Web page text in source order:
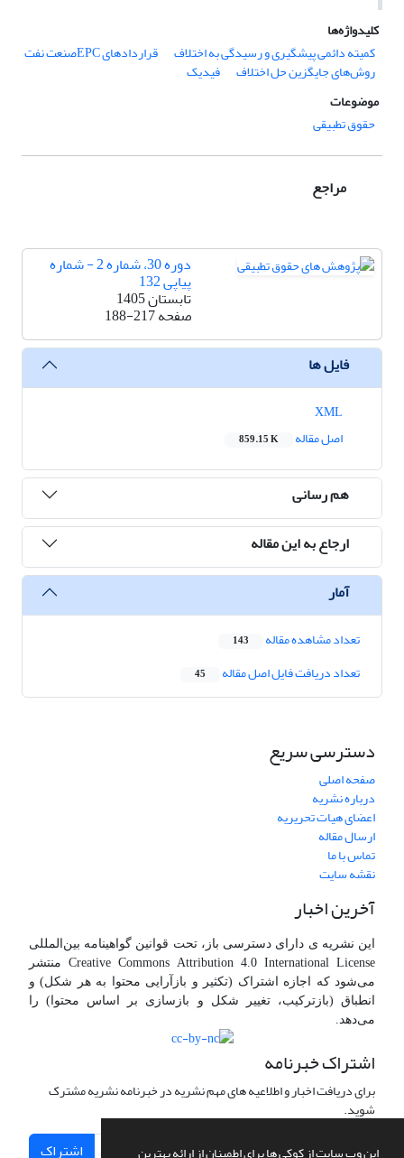
این وب سایت از کوکی ها برای اطمینان از ارائه بهترین
کلیدواژه‌ها
کمیته دائمی پیشگیری و رسیدگی به اختلاف
قراردادهای EPCصنعت نفت
روش‌های جایگزین حل اختلاف
فیدیک
موضوعات
حقوق تطبیقی
مراجع
دوره 30، شماره 2 - شماره
پیاپی 132
تابستان 1405
صفحه188-217
فایل ها
اصل مقاله
859.15 K
هم رسانی
ارجاع به این مقاله
آمار
تعداد مشاهده مقاله 143
تعداد دریافت فایل اصل مقاله 45
دسترسی سریع
صفحه اصلی
درباره نشریه
اعضای هیات تحریریه
ارسال مقاله
تماس با ما
نقشه سایت
آخرین اخبار
این نشریه ی دارای دسترسی باز، تحت قوانین گواهینامه بین‌المللی
Creative Commons Attribution 4.0 International License منتشر
می‌شود که اجازه اشتراک (تکثیر و بازآرایی محتوا به هر شکل) و
انطباق (بازترکیب، تغییر شکل و بازسازی بر اساس محتوا) را
می‌دهد.
اشتراک خبرنامه
برای دریافت اخبار و اطلاعیه های مهم نشریه در خبرنامه نشریه مشترک
شوید.
اشتراک